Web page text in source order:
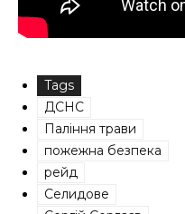
Tags
ДСНС
Паління трави
пожежна безпека
рейд
Селидове